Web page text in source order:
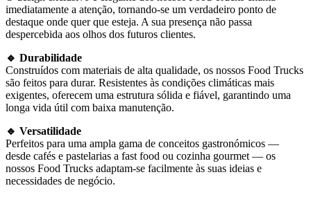
imediatamente a atenção, tornando-se um verdadeiro ponto de
destaque onde quer que esteja. A sua presença não passa
despercebida aos olhos dos futuros clientes.
🔹 Durabilidade
Construídos com materiais de alta qualidade, os nossos Food Trucks
são feitos para durar. Resistentes às condições climáticas mais
exigentes, oferecem uma estrutura sólida e fiável, garantindo uma
longa vida útil com baixa manutenção.
🔹 Versatilidade
Perfeitos para uma ampla gama de conceitos gastronómicos —
desde cafés e pastelarias a fast food ou cozinha gourmet — os
nossos Food Trucks adaptam-se facilmente às suas ideias e
necessidades de negócio.